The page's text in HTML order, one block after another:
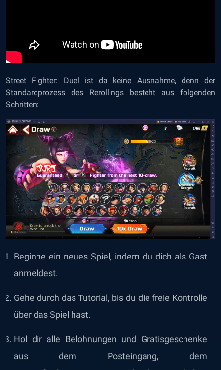
Street Fighter: Duel ist da keine Ausnahme, denn der
Standardprozess des Rerollings besteht aus folgenden
Schritten:
Beginne ein neues Spiel, indem du dich als Gast
anmeldest.
Gehe durch das Tutorial, bis du die freie Kontrolle
über das Spiel hast.
Hol dir alle Belohnungen und Gratisgeschenke
aus dem Posteingang, dem